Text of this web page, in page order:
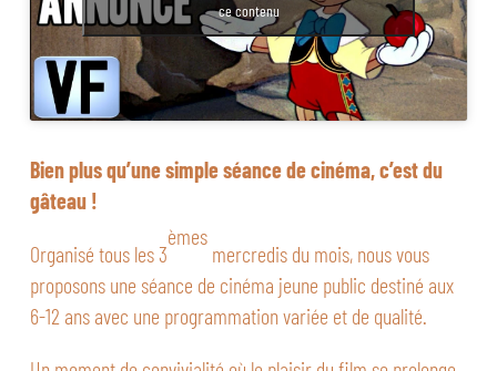
ce contenu
Bien plus qu’une simple séance de cinéma, c’est du
gâteau !
Organisé tous les 3
èmes
mercredis du mois, nous vous
proposons une séance de cinéma jeune public destiné aux
6-12 ans avec une programmation variée et de qualité.